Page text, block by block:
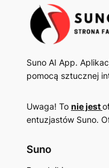
Suno AI App.
pomocą sztucznej
Uwaga! To nie jest
entuzjastów Suno.
Suno